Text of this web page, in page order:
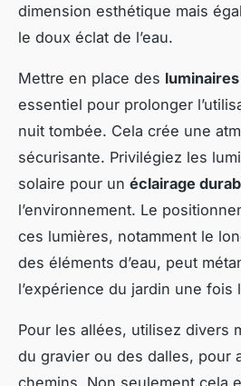
dimension esthétique mais
le doux éclat de l’eau.
Mettre en place des
essentiel pour prolonger
nuit tombée. Cela crée une
sécurisante. Privilégiez les
solaire pour un éclairage
l’environnement. Le
ces lumières, notamment le
des éléments d’eau, peut
l’expérience du jardin une fois
Pour les allées, utilisez divers
du gravier ou des dalles, pour